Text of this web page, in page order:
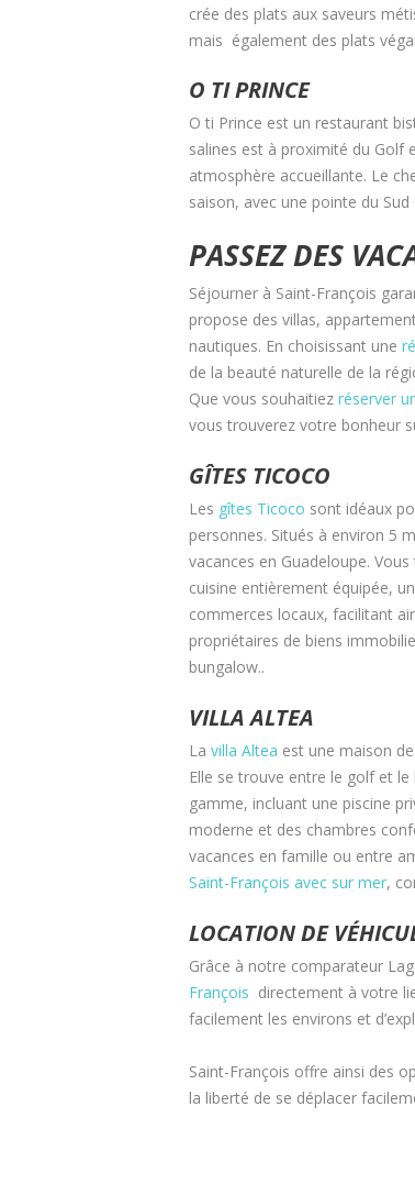
crée des plats aux saveurs
mais également des plats
O TI PRINCE
O ti Prince est un restaurant
salines est à proximité du Golf
atmosphère accueillante. Le
saison, avec une pointe du Sud
PASSEZ DES
Séjourner à Saint-François
propose des villas,
nautiques. En choisissant une
de la beauté naturelle de la
Que vous souhaitiez réserver
vous trouverez votre bonheur
GÎTES TICOCO
Les gîtes Ticoco sont idéaux
personnes. Situés à environ 5
vacances en Guadeloupe.
cuisine entièrement équipée,
commerces locaux, facilitant
propriétaires de biens
bungalow..
VILLA ALTEA
La villa Altea est une maison
Elle se trouve entre le golf et
gamme, incluant une piscine
moderne et des chambres
vacances en famille ou entre
Saint-François avec sur mer,
LOCATION DE
Grâce à notre comparateur
François directement à votre
facilement les environs et
Saint-François offre ainsi des
la liberté de se déplacer